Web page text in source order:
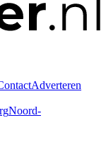
Adverteren
Noord-